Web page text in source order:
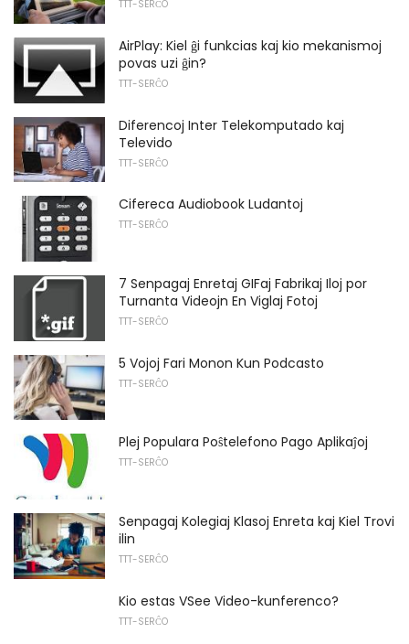
TTT-SERĈO
AirPlay: Kiel ĝi funkcias kaj kio mekanismoj
povas uzi ĝin?
TTT-SERĈO
Diferencoj Inter Telekomputado kaj
Televido
TTT-SERĈO
Cifereca Audiobook Ludantoj
TTT-SERĈO
7 Senpagaj Enretaj GIFaj Fabrikaj Iloj por
Turnanta Videojn En Viglaj Fotoj
TTT-SERĈO
5 Vojoj Fari Monon Kun Podcasto
TTT-SERĈO
Plej Populara Poŝtelefono Pago Aplikaĵoj
TTT-SERĈO
Senpagaj Kolegiaj Klasoj Enreta kaj Kiel Trovi
ilin
TTT-SERĈO
Kio estas VSee Video-kunferenco?
TTT-SERĈO